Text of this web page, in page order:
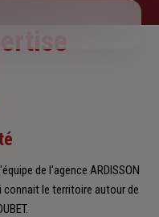
de l'agence ARDISSON
connait le territoire autour de